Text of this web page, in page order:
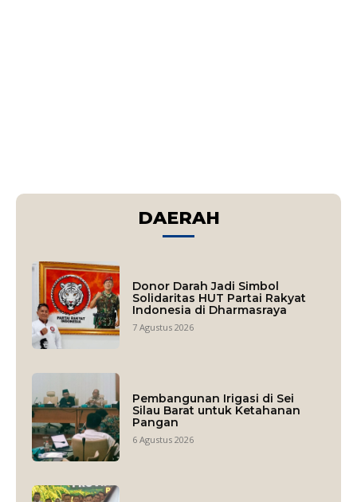
DAERAH
Donor Darah Jadi Simbol
Solidaritas HUT Partai Rakyat
Indonesia di Dharmasraya
7 Agustus 2026
Pembangunan Irigasi di Sei
Silau Barat untuk Ketahanan
Pangan
6 Agustus 2026